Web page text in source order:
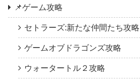
📌ゲーム攻略
セトラーズ:新たな仲間たち攻略
ゲームオブドラゴンズ攻略
ウォータートル２攻略